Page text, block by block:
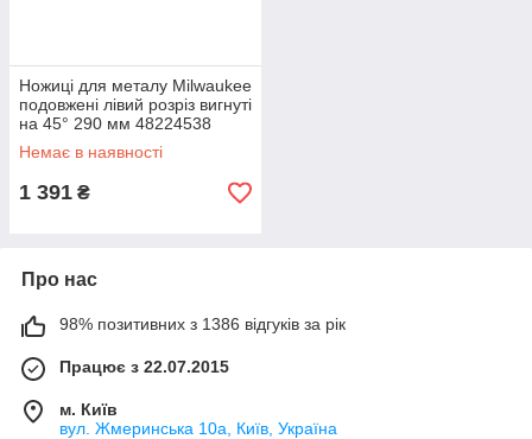
Ножиці для металу Milwaukee
подовжені лівий розріз вигнуті
на 45° 290 мм 48224538
Немає в наявності
1 391 ₴
Про нас
98% позитивних з 1386 відгуків за рік
Працює з 22.07.2015
м. Київ
вул. Жмеринська 10а, Київ, Україна